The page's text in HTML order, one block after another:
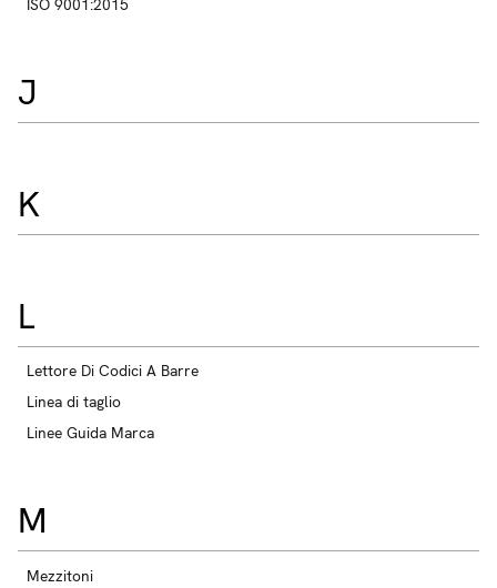
ISO 9001:2015
J
K
L
Lettore Di Codici A Barre
Linea di taglio
Linee Guida Marca
M
Mezzitoni